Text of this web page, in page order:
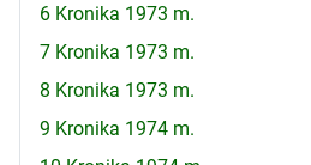
6 Kronika 1973 m.
7 Kronika 1973 m.
8 Kronika 1973 m.
9 Kronika 1974 m.